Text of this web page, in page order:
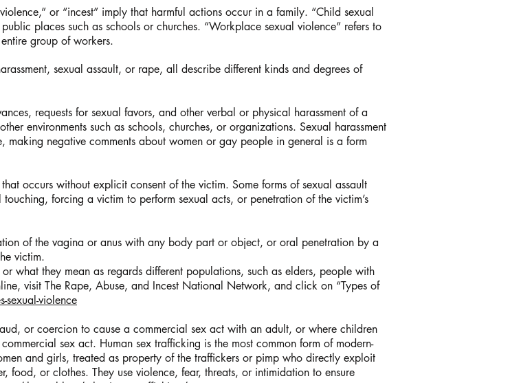
or “incest” imply that harmful actions occur in a family. “Child sexual
places such as schools or churches. “Workplace sexual violence” refers to
group of workers.
sexual assault, or rape, all describe different kinds and degrees of
requests for sexual favors, and other verbal or physical harassment of a
environments such as schools, churches, or organizations. Sexual harassment
negative comments about women or gay people in general is a form
occurs without explicit consent of the victim. Some forms of sexual assault
forcing a victim to perform sexual acts, or penetration of the victim’s
of the vagina or anus with any body part or object, or oral penetration by a
victim.
what they mean as regards different populations, such as elders, people with
visit The Rape, Abuse, and Incest National Network, and click on “Types of
violence
or coercion to cause a commercial sex act with an adult, or where children
sex act. Human sex trafficking is the most common form of modern-
and girls, treated as property of the traffickers or pimp who directly exploit
food, or clothes. They use violence, fear, threats, or intimidation to ensure